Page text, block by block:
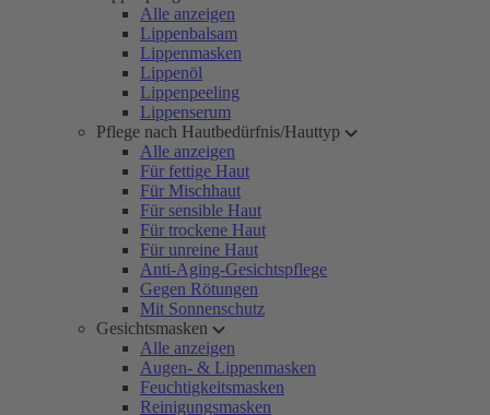
Alle anzeigen
Lippenbalsam
Lippenmasken
Lippenöl
Lippenpeeling
Lippenserum
Pflege nach Hautbedürfnis/Hauttyp
Alle anzeigen
Für fettige Haut
Für Mischhaut
Für sensible Haut
Für trockene Haut
Für unreine Haut
Anti-Aging-Gesichtspflege
Gegen Rötungen
Mit Sonnenschutz
Gesichtsmasken
Alle anzeigen
Augen- & Lippenmasken
Feuchtigkeitsmasken
Reinigungsmasken